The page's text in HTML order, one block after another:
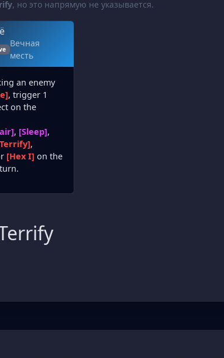
, но это напрямую не указывается.
Вечная
месть
an enemy
, trigger 1
on the
, [Sleep],
,
[Hex I] on the